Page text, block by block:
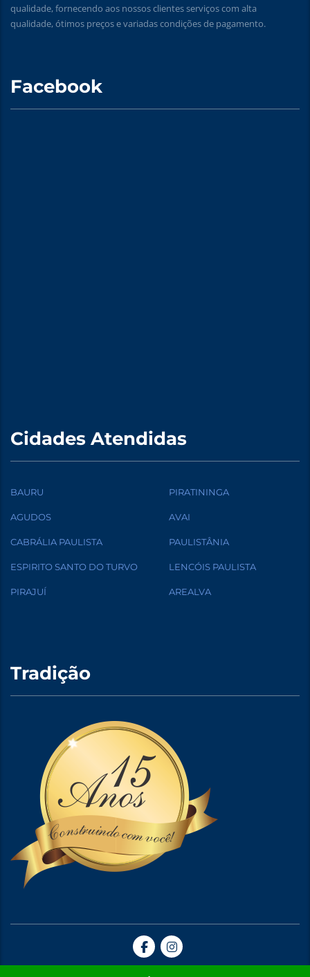
qualidade, fornecendo aos nossos clientes serviços com alta
qualidade, ótimos preços e variadas condições de pagamento.
Facebook
Cidades Atendidas
BAURU PIRATININGA
AGUDOS AVAI
CABRÁLIA PAULISTA PAULISTÂNIA
ESPIRITO SANTO DO TURVO LENCÓIS PAULISTA
PIRAJUÍ AREALVA
Tradição